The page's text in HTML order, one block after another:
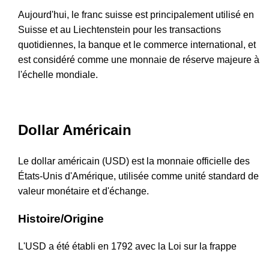
Aujourd'hui, le franc suisse est principalement utilisé en
Suisse et au Liechtenstein pour les transactions
quotidiennes, la banque et le commerce international, et
est considéré comme une monnaie de réserve majeure à
l'échelle mondiale.
Dollar Américain
Le dollar américain (USD) est la monnaie officielle des
États-Unis d'Amérique, utilisée comme unité standard de
valeur monétaire et d'échange.
Histoire/Origine
L'USD a été établi en 1792 avec la Loi sur la frappe